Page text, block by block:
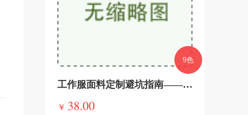
9色
工作服面料定制避坑指南——这些误区一定要避开
￥ 38.00